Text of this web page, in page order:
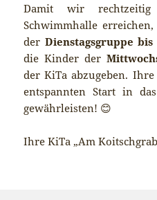
Damit wir
Schwimmhalle
der Dienstagsgruppe
die Kinder der
der KiTa abzugeben.
entspannten Start in
gewährleisten! 😊
Ihre KiTa „Am